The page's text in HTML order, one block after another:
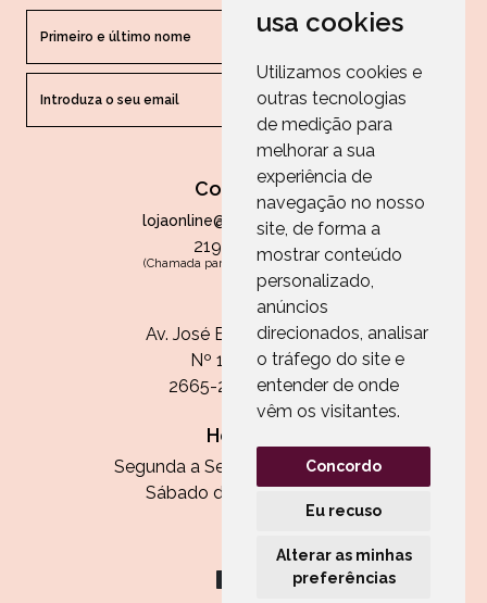
usa cookies
Utilizamos cookies e
outras tecnologias
de medição para
melhorar a sua
experiência de
navegação no nosso
site, de forma a
mostrar conteúdo
personalizado,
anúncios
direcionados, analisar
o tráfego do site e
entender de onde
vêm os visitantes.
Concordo
Eu recuso
Alterar as minhas
preferências
ENVIAR
Contactos
lojaonline@paperandarts.pt
219 862 836
(Chamada para a rede fixa nacional)
Loja
Av. José Batista Antunes
Nº 11, Loja 10
2665-236 Malveira
Horário:
Segunda a Sexta das 13h às 20h
Sábado das 9h30 às 13h